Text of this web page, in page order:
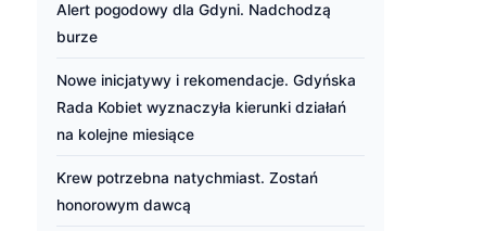
Alert pogodowy dla Gdyni. Nadchodzą
burze
Nowe inicjatywy i rekomendacje. Gdyńska
Rada Kobiet wyznaczyła kierunki działań
na kolejne miesiące
Krew potrzebna natychmiast. Zostań
honorowym dawcą